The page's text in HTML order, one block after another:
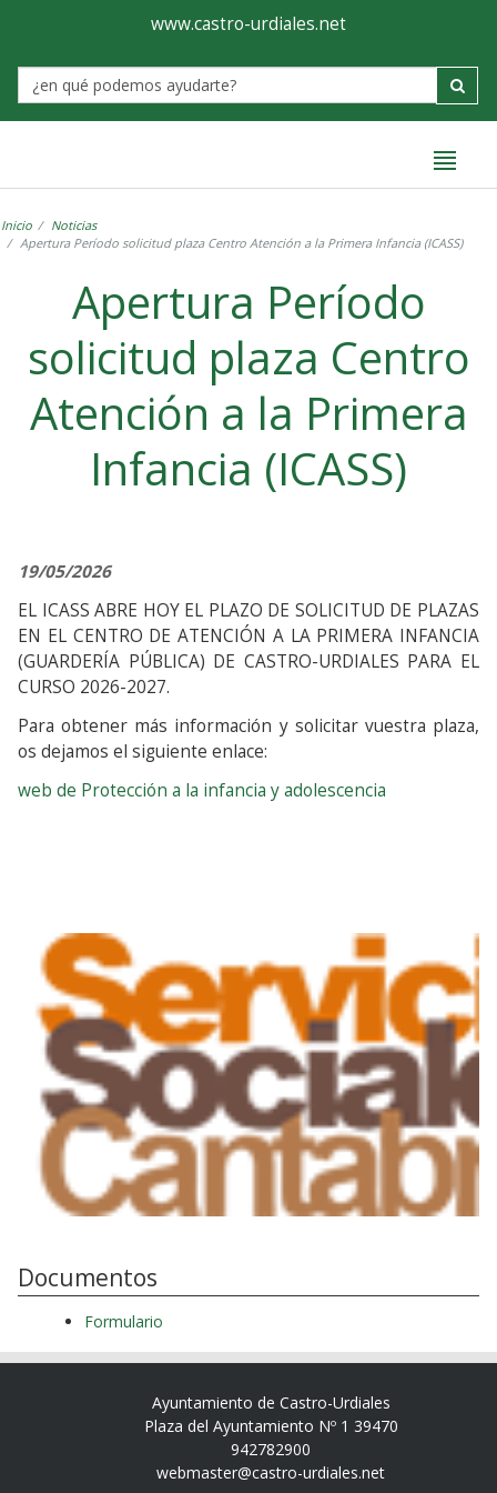
Ayuntamiento
de
Castro-
www.castro-urdiales.net
Label
Inicio
Noticias
Apertura Período solicitud plaza Centro Atención a la Primera Infancia (ICASS)
Apertura Período
solicitud plaza Centro
Atención a la Primera
Infancia (ICASS)
19/05/2026
EL ICASS ABRE HOY EL PLAZO DE SOLICITUD DE PLAZAS
EN EL CENTRO DE ATENCIÓN A LA PRIMERA INFANCIA
(GUARDERÍA PÚBLICA) DE CASTRO-URDIALES PARA EL
CURSO 2026-2027.
Para obtener más información y solicitar vuestra plaza,
os dejamos el siguiente enlace:
web de Protección a la infancia y adolescencia
Documentos
Formulario
Ayuntamiento de Castro-Urdiales
Plaza del Ayuntamiento Nº 1 39470
942782900
webmaster@castro-urdiales.net